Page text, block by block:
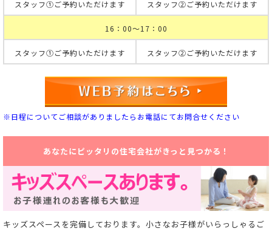
スタッフ①ご予約いただけます スタッフ②ご予約いただけます
16：00～17：00
スタッフ①ご予約いただけます スタッフ②ご予約いただけます
※日程についてご相談がありましたらお電話にてお問合せください
あなたにピッタリの住宅会社がきっと見つかる！
キッズスペースを完備しております。小さなお子様がいらっしゃるご